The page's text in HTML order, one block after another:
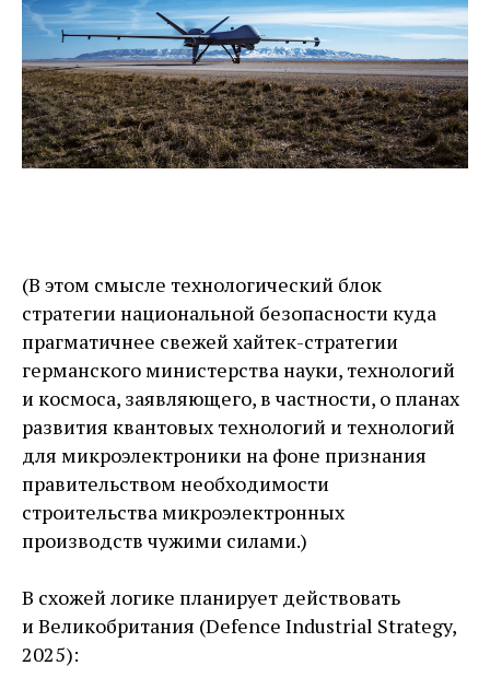
(В этом смысле технологический блок
стратегии национальной безопасности куда
прагматичнее свежей хайтек-­стратегии
германского министерства науки, технологий
и космоса, заявляющего, в частности, о планах
развития квантовых технологий и технологий
для микроэлектроники на фоне признания
правительством необходимости
строительства микроэлектронных
производств чужими силами.)
В схожей логике планирует действовать
и Великобритания (Defence Industrial Strategy,
2025):